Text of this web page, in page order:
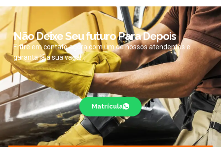
Não Deixe Seu futuro Para Depois
Entre em contato agora com um de nossos atendentes e
garanta já a sua vaga!
Matrícula